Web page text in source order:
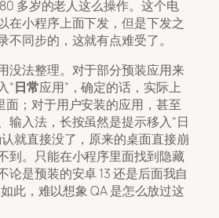
多岁的老人这么操作。这个电
在小程序上面下发，但是下发之
不同步的，这就有点难受了。
没法整理。对于部分预装应用来
“日常应用”，确定的话，实际上
面；对于用户安装的应用，甚至
输入法，长按虽然是提示移入“日
就直接没了，原来的桌面直接崩
到。只能在小程序里面找到隐藏
论是预装的安卓 13 还是后面我自
此，难以想象 QA 是怎么放过这